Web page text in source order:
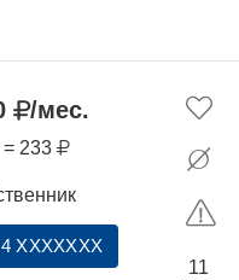
/мес.
= 233
XXXXXXX
11